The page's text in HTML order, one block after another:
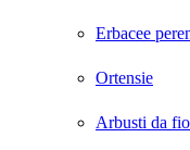
Erbacee
Ortensie
Arbusti da